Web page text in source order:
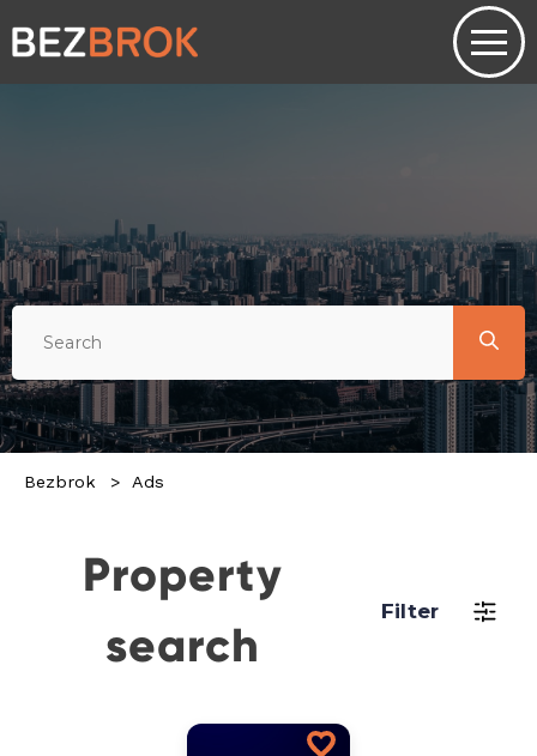
Bezbrok Ads
Property
search
Filter